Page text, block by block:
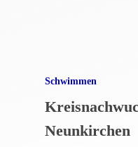
Schwimmen
Neunkirchen